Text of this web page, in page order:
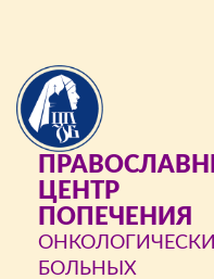
ЦЕНТР
ПОПЕЧЕНИЯ
БОЛЬНЫХ